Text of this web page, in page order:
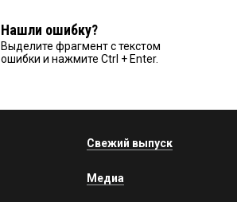
Нашли ошибку?
Выделите фрагмент с текстом
ошибки и нажмите Ctrl + Enter.
Свежий выпуск
Медиа